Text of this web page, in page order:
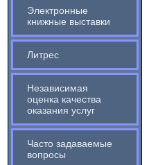
Электронные
книжные выставки
Литрес
Независимая
оценка качества
оказания услуг
Часто задаваемые
вопросы